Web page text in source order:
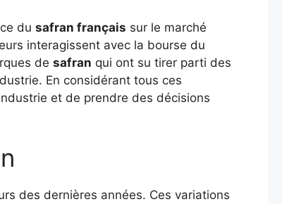
du safran français sur le marché
interagissent avec la bourse du
de safran qui ont su tirer parti des
En considérant tous ces
et de prendre des décisions
des dernières années. Ces variations